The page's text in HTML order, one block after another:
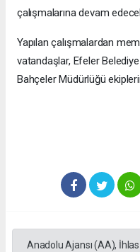
çalışmalarına devam
Yapılan çalışmalardan
vatandaşlar, Efeler
Bahçeler Müdürlüğü
Anadolu Ajansı (AA),